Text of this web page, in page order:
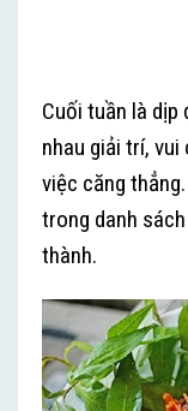
Cuối tuần là dịp
nhau giải trí,
việc căng
trong danh
thành.